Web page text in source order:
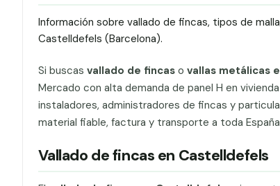
Información sobre vallado de fincas, tipos de
Castelldefels (Barcelona).
Si buscas vallado de fincaso vallas metálicas
Mercado con alta demanda de panel H en
instaladores, administradores de fincas y
material fiable, factura y transporte a toda
Vallado de fincas en Castelldefels